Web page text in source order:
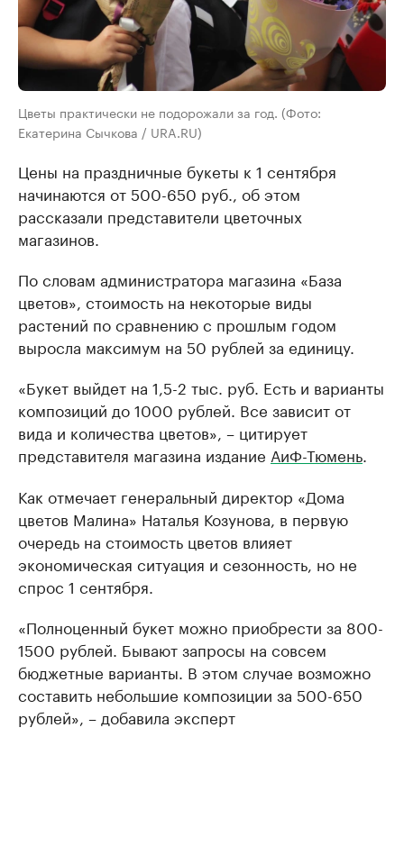
Цветы практически не подорожали за год. (Фото:
Екатерина Сычкова / URA.RU)
Цены на праздничные букеты к 1 сентября
начинаются от 500-650 руб., об этом
рассказали представители цветочных
магазинов.
По словам администратора магазина «База
цветов», стоимость на некоторые виды
растений по сравнению с прошлым годом
выросла максимум на 50 рублей за единицу.
«Букет выйдет на 1,5-2 тыс. руб. Есть и варианты
композиций до 1000 рублей. Все зависит от
вида и количества цветов», – цитирует
представителя магазина издание АиФ-Тюмень
Как отмечает генеральный директор «Дома
цветов Малина» Наталья Козунова, в первую
очередь на стоимость цветов влияет
экономическая ситуация и сезонность, но не
спрос 1 сентября.
«Полноценный букет можно приобрести за 800-
1500 рублей. Бывают запросы на совсем
бюджетные варианты. В этом случае возможно
составить небольшие композиции за 500-650
рублей», – добавила эксперт